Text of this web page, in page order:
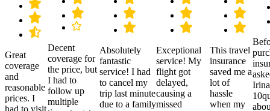
Great
coverage
and
reasonable
prices. I
had to visit
Decent
coverage for
the price, but
I had to
follow up
multiple
Absolutely
fantastic
service! I had
to cancel my
trip last minute
due to a family
Exceptional
service! My
flight got
delayed,
causing a
missed
This travel
insurance
saved me a
lot of
hassle
when my